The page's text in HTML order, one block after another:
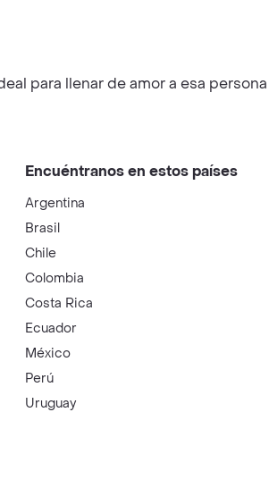
para llenar de amor a esa
Encuéntranos en estos países
Argentina
Brasil
Chile
Colombia
Costa Rica
Ecuador
México
Perú
Uruguay